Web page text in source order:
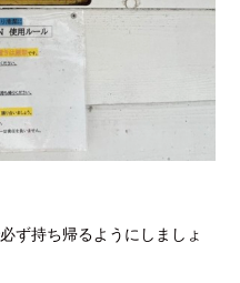
ず持ち帰るようにしましょ